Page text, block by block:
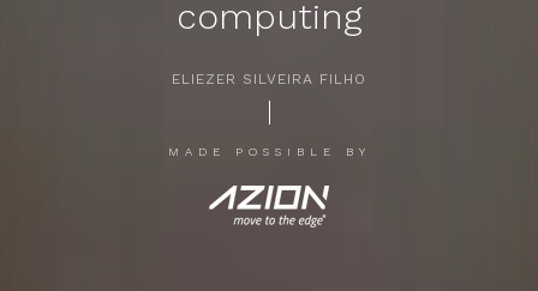
APERTE [ENTER] PARA PESQUISAR...
computing
ELIEZER SILVEIRA FILHO
MADE POSSIBLE BY